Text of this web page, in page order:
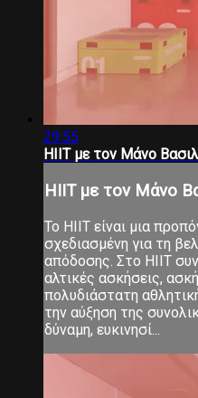
29:55
ΗΙΙΤ με τον Μάνο
ΗΙΙΤ με τον Μάνο
Το ΗΙΙΤ είναι μια
σχεδιασμένη για τη
απόδοσης. Στο ΗΙΙΤ
αλτικές ασκήσεις,
πολυδιάστατη
την αύξηση της
δύναμη, ευκινησί...